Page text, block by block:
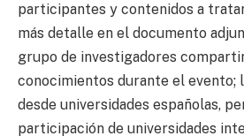
participantes y contenidos a
más detalle en el documento
grupo de investigadores
conocimientos durante el evento;
desde universidades españolas,
participación de universidades